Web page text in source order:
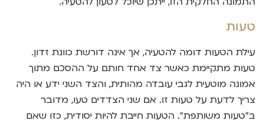
טעות
עילת הטעות דומה להטעיה, אך אינה דורשת כוונת זדון.
טעות מתקיימת כאשר צד אחד חותם על ההסכם מתוך
אמונה מוטעית לגבי עובדה מהותית, והצד השני ידע או היה
צריך לדעת על טעות זו. אם שני הצדדים טעו, מדובר
ב"טעות משותפת". הטעות חייבת להיות יסודית, כזו שאם